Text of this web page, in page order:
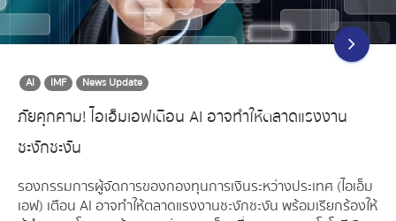
AI IMF News Update
ภัยคุกคาม! ไอเอ็มเอฟเตือน AI อาจทำให้ตลาดแรงงาน
ชะงักชะงัน
รองกรรมการผู้จัดการของกองทุนการเงินระหว่างประเทศ (ไอเอ็ม
เอฟ) เตือน AI อาจทำให้ตลาดแรงงานชะงักชะงัน พร้อมเรียกร้องให้